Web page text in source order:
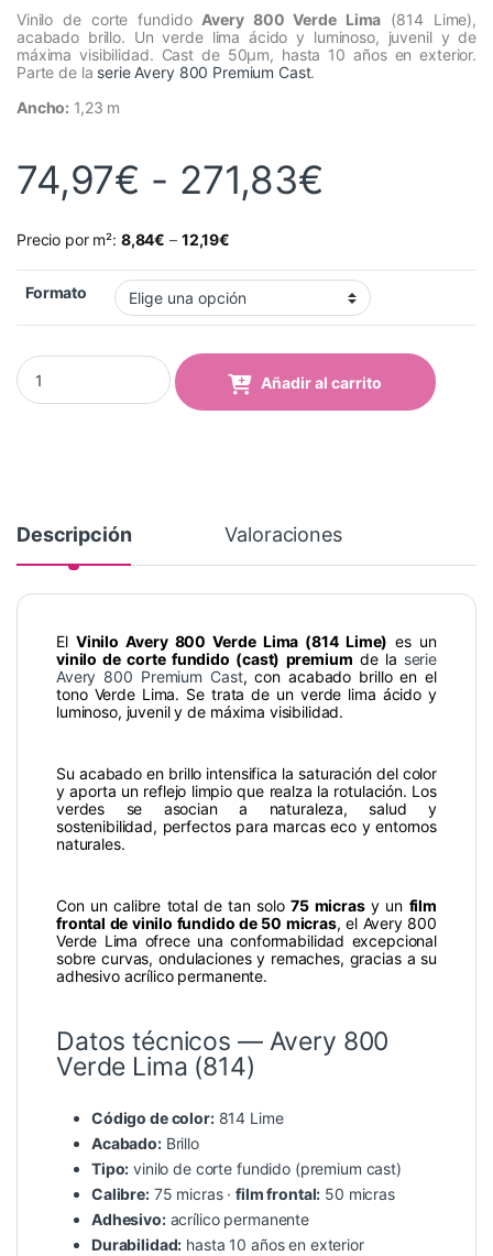
Vinilo de corte fundido Avery 800 Verde Lima (814 Lime),
acabado brillo. Un verde lima ácido y luminoso, juvenil y de
máxima visibilidad. Cast de 50µm, hasta 10 años en exterior.
Parte de la serie Avery 800 Premium Cast.
Ancho: 1,23 m
74,97€ - 271,83€
Precio por m²: 8,84€ – 12,19€
Formato
Vinilo Avery 800 Verde Lima (814 Lime) quantity
Añadir al carrito
Descripción Valoraciones
El Vinilo Avery 800 Verde Lima (814 Lime) es un
vinilo de corte fundido (cast) premium de la serie
Avery 800 Premium Cast, con acabado brillo en el
tono Verde Lima. Se trata de un verde lima ácido y
luminoso, juvenil y de máxima visibilidad.
Su acabado en brillo intensifica la saturación del color
y aporta un reflejo limpio que realza la rotulación. Los
verdes se asocian a naturaleza, salud y
sostenibilidad, perfectos para marcas eco y entornos
naturales.
Con un calibre total de tan solo75 micrasy un film
frontal de vinilo fundido de 50 micras, el Avery 800
Verde Lima ofrece una conformabilidad excepcional
sobre curvas, ondulaciones y remaches, gracias a su
adhesivo acrílico permanente.
Datos técnicos — Avery 800
Verde Lima (814)
Código de color:814 Lime
Acabado:Brillo
Tipo: vinilo de corte fundido (premium cast)
Calibre:75 micras ·film frontal: 50 micras
Adhesivo:acrílico permanente
Durabilidad: hasta 10 años en exterior